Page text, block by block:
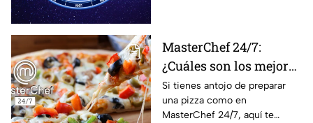
MasterChef 24/7:
¿Cuáles son los mejores
quesos para preparar
pizza en casa?
Si tienes antojo de preparar
una pizza como en
MasterChef 24/7, aquí te